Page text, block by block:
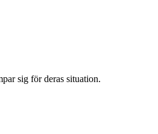
sig för deras situation.